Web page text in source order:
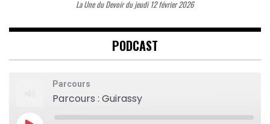
La Une du Devoir du jeudi 12 février 2026
PODCAST
Parcours
Parcours : Guirassy